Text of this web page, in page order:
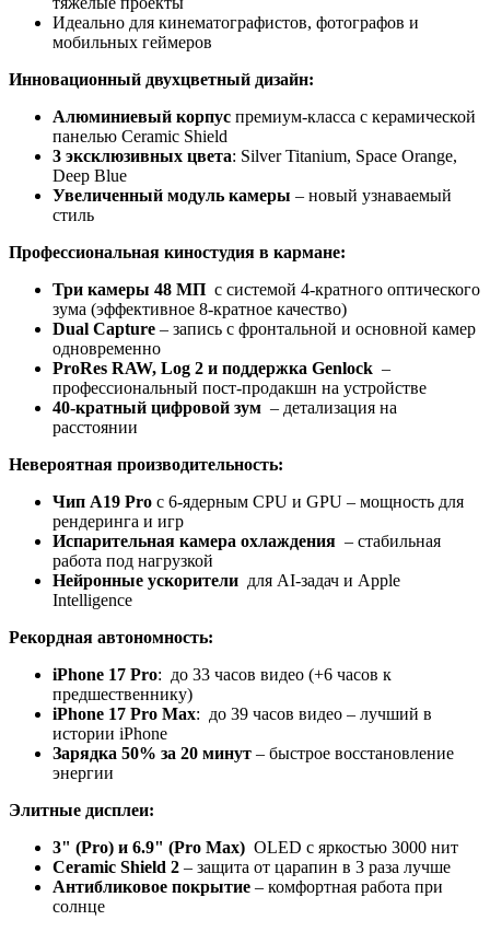
Идеально для кинематографистов, фотографов и
мобильных геймеров
Инновационный двухцветный дизайн:
Алюминиевый корпус премиум-класса с керамической
панелью Ceramic Shield
3 эксклюзивных цвета: Silver Titanium, Space Orange,
Deep Blue
Увеличенный модуль камеры – новый узнаваемый
стиль
Профессиональная киностудия в кармане:
Три камеры 48 МП с системой 4-кратного оптического
зума (эффективное 8-кратное качество)
Dual Capture – запись с фронтальной и основной камер
одновременно
ProRes RAW, Log 2 и поддержка Genlock –
профессиональный пост-продакшн на устройстве
40-кратный цифровой зум – детализация на
расстоянии
Невероятная производительность:
Чип A19 Pro с 6-ядерным CPU и GPU – мощность для
рендеринга и игр
Испарительная камера охлаждения – стабильная
работа под нагрузкой
Нейронные ускорители для AI-задач и Apple
Intelligence
Рекордная автономность:
iPhone 17 Pro: до 33 часов видео (+6 часов к
предшественнику)
iPhone 17 Pro Max: до 39 часов видео – лучший в
истории iPhone
Зарядка 50% за 20 минут – быстрое восстановление
энергии
Элитные дисплеи:
3" (Pro) и 6.9" (Pro Max) OLED с яркостью 3000 нит
Ceramic Shield 2 – защита от царапин в 3 раза лучше
Антибликовое покрытие – комфортная работа при
солнце